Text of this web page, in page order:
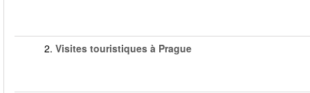
2. Visites touristiques à Prague